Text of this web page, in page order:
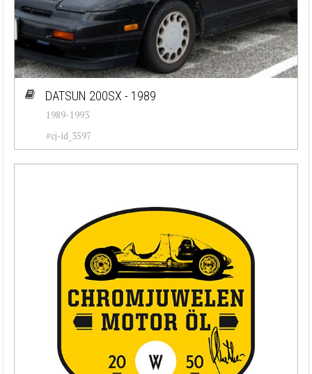
DATSUN 200SX - 1989
1989-1993
#cj-id_3597